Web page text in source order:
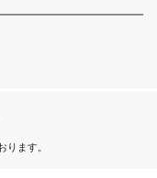
ります。